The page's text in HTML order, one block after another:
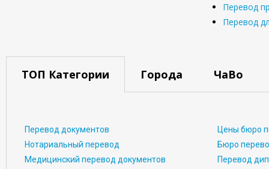
Перевод
Перевод
ТОП Категории Города ЧаВо
Перевод документов
Нотариальный перевод
Медицинский перевод документов
Цены бюро
Бюро
Перевод